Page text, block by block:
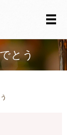
メ
とう